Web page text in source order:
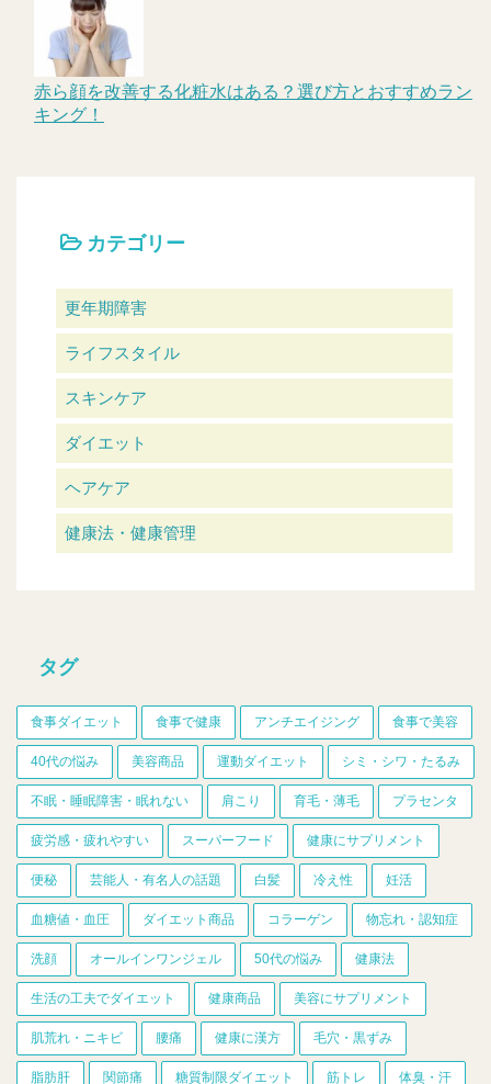
赤ら顔を改善する化粧水はある？選び方とおすすめラン
キング！
カテゴリー
更年期障害
ライフスタイル
スキンケア
ダイエット
ヘアケア
健康法・健康管理
タグ
食事ダイエット 食事で健康 アンチエイジング 食事で美容
40代の悩み 美容商品 運動ダイエット シミ・シワ・たるみ
不眠・睡眠障害・眠れない 肩こり 育毛・薄毛 プラセンタ
疲労感・疲れやすい スーパーフード 健康にサプリメント
便秘 芸能人・有名人の話題 白髪 冷え性 妊活
血糖値・血圧 ダイエット商品 コラーゲン 物忘れ・認知症
洗顔 オールインワンジェル 50代の悩み 健康法
生活の工夫でダイエット 健康商品 美容にサプリメント
肌荒れ・ニキビ 腰痛 健康に漢方 毛穴・黒ずみ
脂肪肝 関節痛 糖質制限ダイエット 筋トレ 体臭・汗